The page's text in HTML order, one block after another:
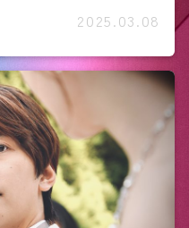
2025.03.08